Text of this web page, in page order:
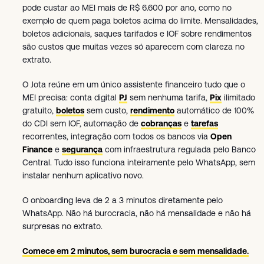
pode custar ao MEI mais de R$ 6.600 por ano, como no
exemplo de quem paga boletos acima do limite. Mensalidades,
boletos adicionais, saques tarifados e IOF sobre rendimentos
são custos que muitas vezes só aparecem com clareza no
extrato.
O Jota reúne em um único assistente financeiro tudo que o
MEI precisa: conta digital PJ sem nenhuma tarifa, Pix ilimitado
gratuito, boletos sem custo, rendimento automático de 100%
do CDI sem IOF, automação de cobranças e tarefas
recorrentes, integração com todos os bancos via Open
Finance e segurança com infraestrutura regulada pelo Banco
Central. Tudo isso funciona inteiramente pelo WhatsApp, sem
instalar nenhum aplicativo novo.
O onboarding leva de 2 a 3 minutos diretamente pelo
WhatsApp. Não há burocracia, não há mensalidade e não há
surpresas no extrato.
Comece em 2 minutos, sem burocracia e sem mensalidade.